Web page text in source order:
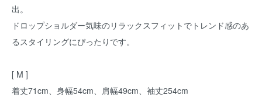
出。
ドロップショルダー気味のリラックスフィットでトレンド感のあ
るスタイリングにぴったりです。
[ M ]
着丈71cm、身幅54cm、肩幅49cm、袖丈254cm